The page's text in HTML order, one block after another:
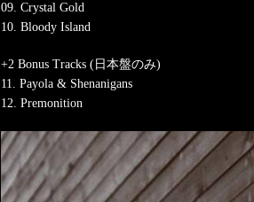
09. Crystal Gold
10. Bloody Island
+2 Bonus Tracks (日本盤のみ)
11. Payola & Shenanigans
12. Premonition